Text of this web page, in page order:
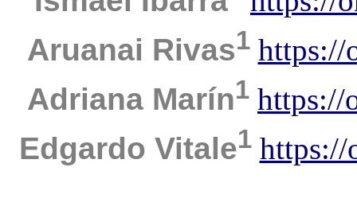
Aruanai Rivas1 https://
Adriana Marín1 https://
Edgardo Vitale1 https://